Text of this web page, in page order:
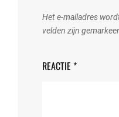
Het e-mailadres
velden zijn
REACTIE *